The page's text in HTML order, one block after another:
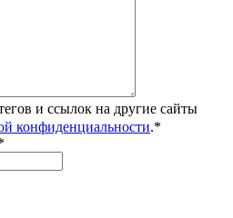
и ссылок на другие сайты
конфиденциальности.*